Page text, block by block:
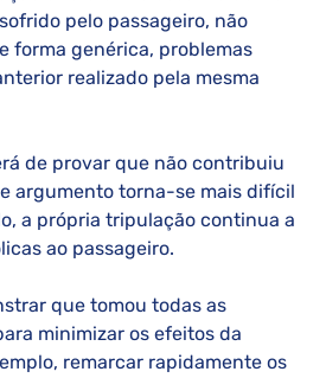
pelo passageiro, não
forma genérica, problemas
realizado pela mesma
de provar que não contribuiu
argumento torna-se mais difícil
a própria tripulação continua a
ao passageiro.
que tomou todas as
minimizar os efeitos da
remarcar rapidamente os